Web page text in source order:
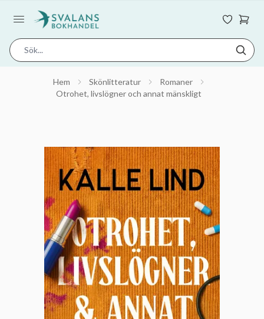
Hem Skönlitteratur
Romaner
Otrohet, livslögner och annat mänskligt